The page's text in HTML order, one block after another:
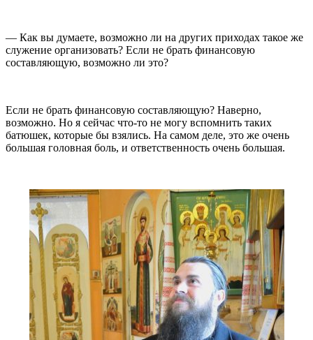
— Как вы думаете, возможно ли на других приходах такое же
служение организовать? Если не брать финансовую
составляющую, возможно ли это?
Если не брать финансовую составляющую? Наверно,
возможно. Но я сейчас что-то не могу вспомнить таких
батюшек, которые бы взялись. На самом деле, это же очень
большая головная боль, и ответственность очень большая.